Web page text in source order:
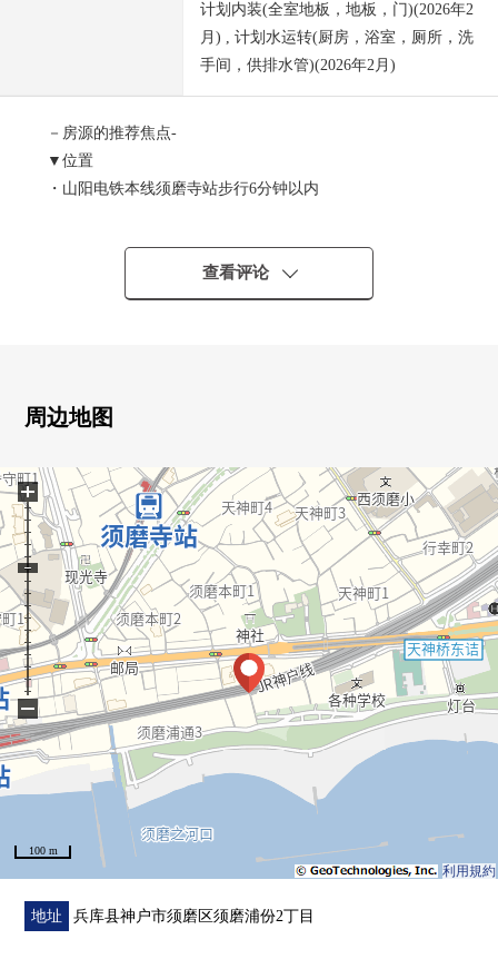
计划内装(全室地板，地板，门)(2026年2
月) , 计划水运转(厨房，浴室，厕所，洗
手间，供排水管)(2026年2月)
－房源的推荐焦点-
▼位置
・山阳电铁本线须磨寺站步行6分钟以内
▼Mansion的特徴
・钢筋混凝土构造7阶建5楼部分
・35户总户数
・阳光良好度，风景在西南边角房良好(依据天气好坏)
・12张塌塌米LDK用南西的窗亮的空间
・5.5张塌塌米西式房间是5.1张塌塌米，5.2张塌塌米3个房
间
・在各西式房间壁橱完备
▼翻新内容(2026年2月实施)
・厨房，浴室，盥洗台，厕所新制
・门，Cross，地板张替，
▼周边环境
・神户市立鹰取中学步行22分钟(约1,700m)
・在駅近备有生活便利设施的区域
■ 在找想要的家方面给予帮助的━━━━━・・・
查看评论
周边地图
利用規約
100 m
+
−
地址 兵库县神户市须磨区须磨浦份2丁目